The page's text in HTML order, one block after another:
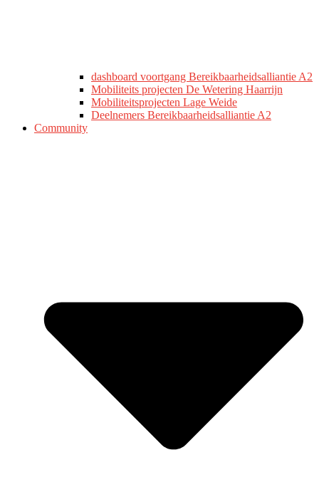
dashboard voortgang Bereikbaarheidsalliantie A2
Mobiliteits projecten De Wetering Haarrijn
Mobiliteitsprojecten Lage Weide
Deelnemers Bereikbaarheidsalliantie A2
Community